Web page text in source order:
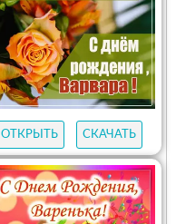
ОТКРЫТЬ СКАЧАТЬ